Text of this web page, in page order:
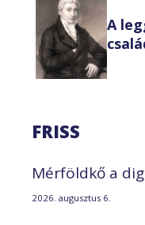
A
FRISS
Mérföldkő a
2026. augusztus 6.